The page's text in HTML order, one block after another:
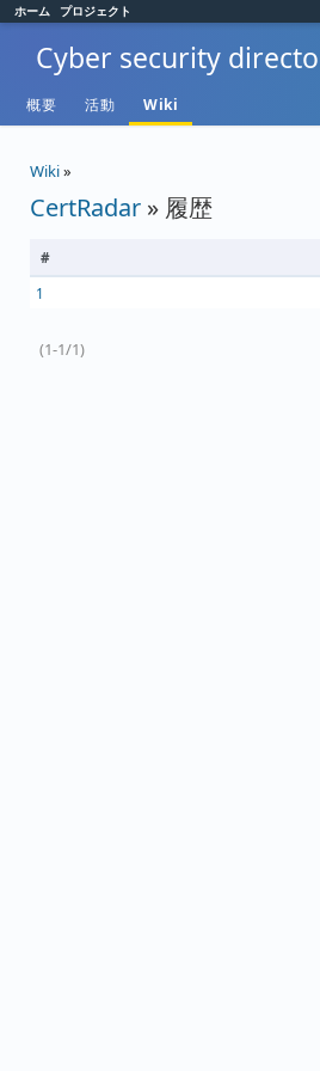
ホーム プロジェクト
Cyber security
概要 活動 Wiki
Wiki»
CertRadar » 履歴
#
1
(1-1/1)